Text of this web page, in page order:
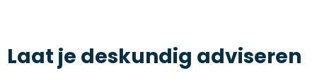
Laat je deskundig adviseren